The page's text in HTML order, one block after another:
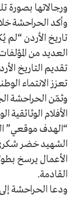
ورجالاتها بصورة
وأكد الحراحشة
تاريخ الأردن
العديد من
تقديم التاريخ
تعزز الانتماء
وثمّن الحراحشة
الأفلام الوثائقية
“الهدف موقعي”
الشهيد خضر
الأعمال يرسخ
القادمة.
ودعا الحراحشة إلى